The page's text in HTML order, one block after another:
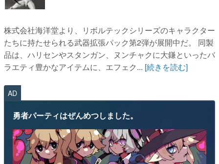
株式会社海洋堂より、リボルテックシリーズのキャラクター
たちに持たせられる武器拡張パック第2弾が展開中だ。 同製
品は、ハリセンやスタンガン、ヌンチャクに大鎌といったバ
ラエティ豊かなアイテムに、エフェク... [続きを読む]
AD
勇者パーティはぜんめつしました。